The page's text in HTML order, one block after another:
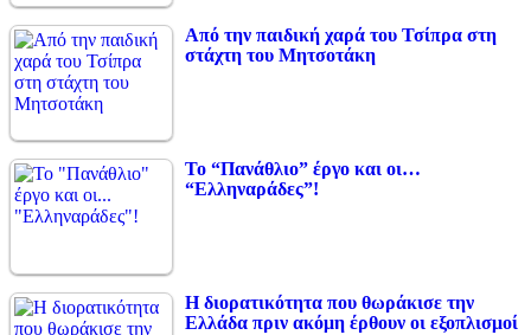
Από την παιδική χαρά του Τσίπρα στη
στάχτη του Μητσοτάκη
Το “Πανάθλιο” έργο και οι…
“Ελληναράδες”!
Η διορατικότητα που θωράκισε την
Ελλάδα πριν ακόμη έρθουν οι εξοπλισμοί